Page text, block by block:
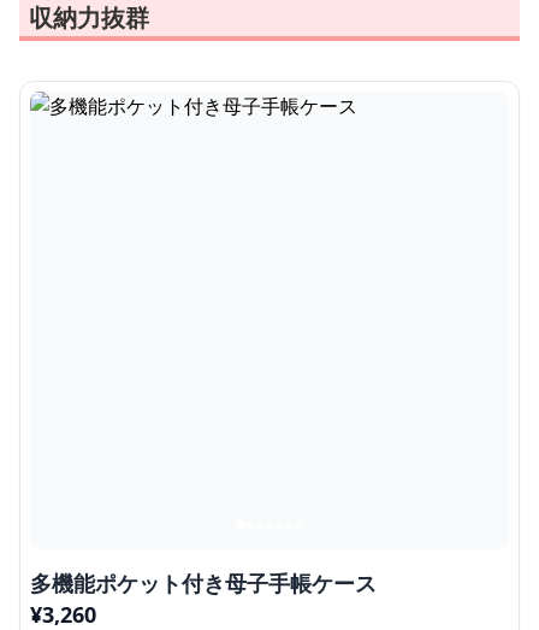
収納力抜群
多機能ポケット付き母子手帳ケース
¥3,260